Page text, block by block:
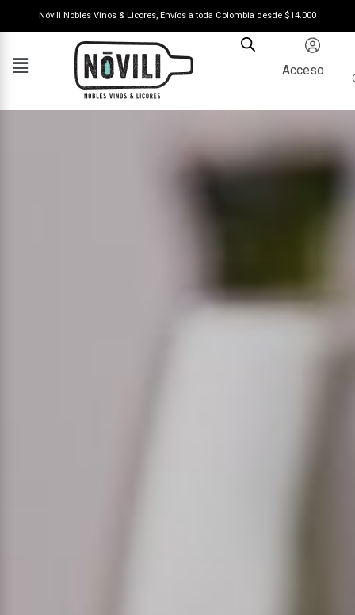
Nóvili Nobles Vinos & Licores, Envíos a toda Colombia desde $14.000
Acceso